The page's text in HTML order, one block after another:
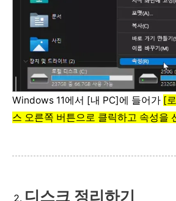
Windows 11에서 [내 PC]에 들어가 [
스 오른쪽 버튼으로 클릭하고 속성을
디스크 정리하기